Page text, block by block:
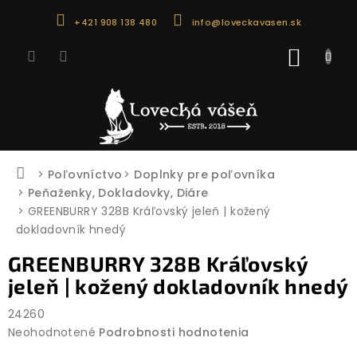
+421 908 138 480 info@loveckavasen.sk
Domov
Poľovníctvo
Doplnky pre poľovníka
Peňaženky, Dokladovky, Diáre
GREENBURRY 328B Kráľovský jeleň | kožený
dokladovník hnedý
GREENBURRY 328B Kráľovský
jeleň | kožený dokladovník hnedý
24260
Priemerné
Neohodnotené Podrobnosti hodnotenia